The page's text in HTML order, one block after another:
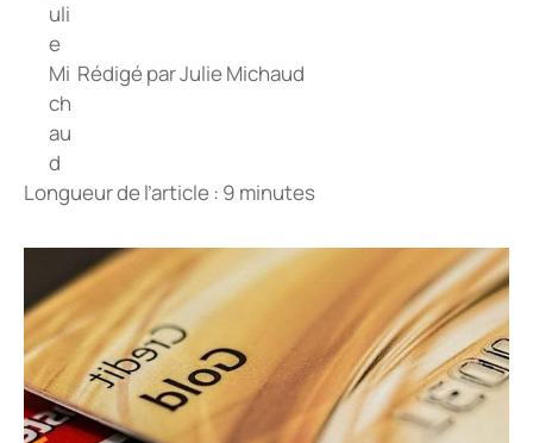
Rédigé parJulie Michaud
Longueur de l’article : 9 minutes